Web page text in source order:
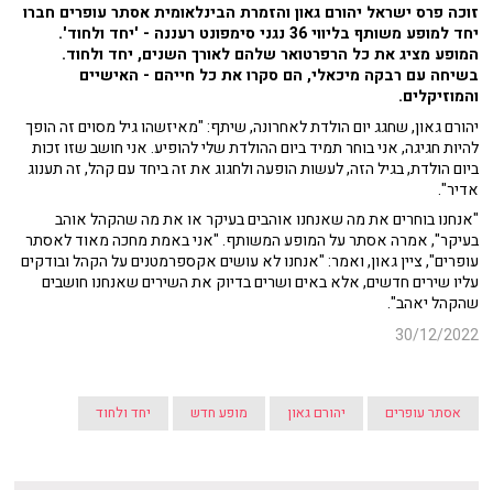
זוכה פרס ישראל יהורם גאון והזמרת הבינלאומית אסתר עופרים חברו
יחד למופע משותף בליווי 36 נגני סימפונט רעננה - 'יחד ולחוד'.
המופע מציג את כל הרפרטואר שלהם לאורך השנים, יחד ולחוד.
בשיחה עם רבקה מיכאלי, הם סקרו את כל חייהם - האישיים
והמוזיקלים.
יהורם גאון, שחגג יום הולדת לאחרונה, שיתף: "מאיזשהו גיל מסוים זה הופך
להיות חגיגה, אני בוחר תמיד ביום ההולדת שלי להופיע. אני חושב שזו זכות
ביום הולדת, בגיל הזה, לעשות הופעה ולחגוג את זה ביחד עם קהל, זה תענוג
אדיר".
"אנחנו בוחרים את מה שאנחנו אוהבים בעיקר או את מה שהקהל אוהב
בעיקר", אמרה אסתר על המופע המשותף. "אני באמת מחכה מאוד לאסתר
עופרים", ציין גאון, ואמר: "אנחנו לא עושים אקספרמטנים על הקהל ובודקים
עליו שירים חדשים, אלא באים ושרים בדיוק את השירים שאנחנו חושבים
שהקהל יאהב".
30/12/2022
אסתר עופרים יהורם גאון מופע חדש יחד ולחוד